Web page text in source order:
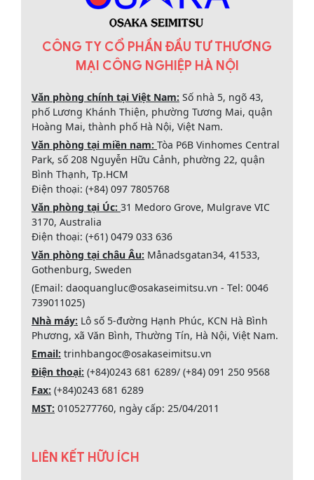
CÔNG TY CỔ PHẦN ĐẦU TƯ THƯƠNG
MẠI CÔNG NGHIỆP HÀ NỘI
Văn phòng chính tại Việt Nam: Số nhà 5, ngõ 43,
phố Lương Khánh Thiện, phường Tương Mai, quận
Hoàng Mai, thành phố Hà Nội, Việt Nam.
Văn phòng tại miền nam: Tòa P6B Vinhomes Central
Park, số 208 Nguyễn Hữu Cảnh, phường 22, quận
Bình Thạnh, Tp.HCM
Điện thoại: (+84) 097 7805768
Văn phòng tại Úc: 31 Medoro Grove, Mulgrave VIC
3170, Australia
Điện thoại: (+61) 0479 033 636
Văn phòng tại châu Âu: Månadsgatan34, 41533,
Gothenburg, Sweden
(Email: daoquangluc@osakaseimitsu.vn - Tel: 0046
739011025)
Nhà máy: Lô số 5-đường Hạnh Phúc, KCN Hà Bình
Phương, xã Văn Bình, Thường Tín, Hà Nội, Việt Nam.
Email: trinhbangoc@osakaseimitsu.vn
Điện thoại: (+84)0243 681 6289/ (+84) 091 250 9568
Fax: (+84)0243 681 6289
MST: 0105277760, ngày cấp: 25/04/2011
LIÊN KẾT HỮU ÍCH